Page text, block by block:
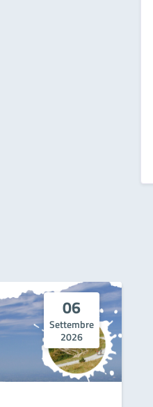
06
Settembre
2026